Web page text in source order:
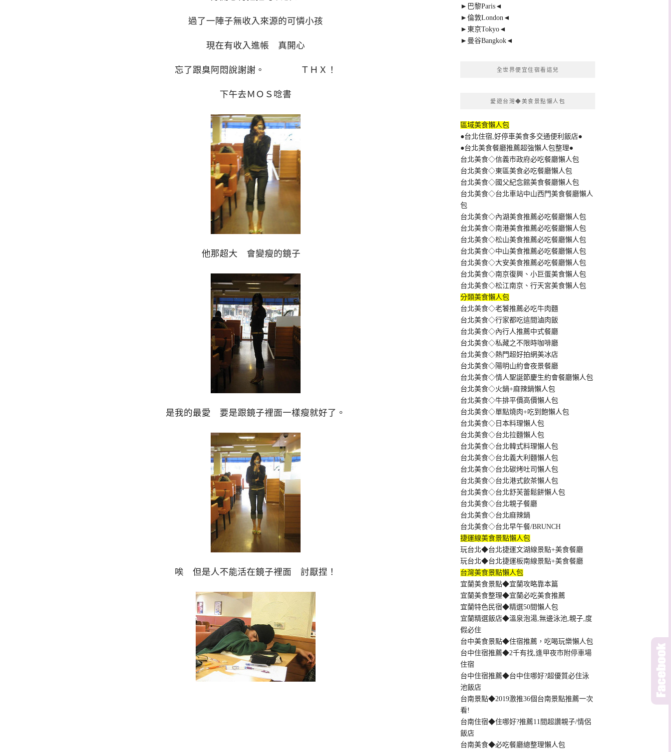
過了一陣子無收入來源的可憐小孩
現在有收入進帳 真開心
忘了跟臭阿悶說謝謝。 ＴＨＸ！
下午去ＭＯＳ唸書
他那超大 會變瘦的鏡子
是我的最愛 要是跟鏡子裡面一樣瘦就好了。
唉 但是人不能活在鏡子裡面 討厭捏！
►巴黎Paris◄
►倫敦London◄
►東京Tokyo◄
►曼谷Bangkok◄
全世界便宜住宿看這兒
愛遊台灣◆美食景點懶人包
區域美食懶人包
●台北住宿,好停車美食多交通便利飯店●
●台北美食餐廳推薦超強懶人包整理●
台北美食◇信義市政府必吃餐廳懶人包
台北美食◇東區美食必吃餐廳懶人包
台北美食◇國父紀念館美食餐廳懶人包
台北美食◇台北車站中山西門美食餐廳懶人
包
台北美食◇內湖美食推薦必吃餐廳懶人包
台北美食◇南港美食推薦必吃餐廳懶人包
台北美食◇松山美食推薦必吃餐廳懶人包
台北美食◇中山美食推薦必吃餐廳懶人包
台北美食◇大安美食推薦必吃餐廳懶人包
台北美食◇南京復興、小巨蛋美食懶人包
台北美食◇松江南京、行天宮美食懶人包
分類美食懶人包
台北美食◇老饕推薦必吃牛肉麵
台北美食◇行家都吃這間滷肉飯
台北美食◇內行人推薦中式餐廳
台北美食◇私藏之不限時咖啡廳
台北美食◇熱門超好拍網美冰店
台北美食◇陽明山約會夜景餐廳
台北美食◇情人聖誕節慶生約會餐廳懶人包
台北美食◇火鍋+麻辣鍋懶人包
台北美食◇牛排平價高價懶人包
台北美食◇單點燒肉+吃到飽懶人包
台北美食◇日本料理懶人包
台北美食◇台北拉麵懶人包
台北美食◇台北韓式料理懶人包
台北美食◇台北義大利麵懶人包
台北美食◇台北碳烤吐司懶人包
台北美食◇台北港式飲茶懶人包
台北美食◇台北舒芙蕾鬆餅懶人包
台北美食◇台北親子餐廳
台北美食◇台北麻辣鍋
台北美食◇台北早午餐/BRUNCH
捷運線美食景點懶人包
玩台北◆台北捷運文湖線景點+美食餐廳
玩台北◆台北捷運板南線景點+美食餐廳
台灣美食景點懶人包
宜蘭美食景點◆宜蘭攻略靠本篇
宜蘭美食整理◆宜蘭必吃美食推薦
宜蘭特色民宿◆精選50間懶人包
宜蘭精選飯店◆溫泉泡湯,無邊泳池,親子,度
假必住
台中美食景點◆住宿推薦，吃喝玩樂懶人包
台中住宿推薦◆2千有找,逢甲夜市附停車場
住宿
台中住宿推薦◆台中住哪好?超優質必住泳
池飯店
台南景點◆2019激推36個台南景點推薦一次
看!
台南住宿◆住哪好?推薦11間超讚親子/情侶
飯店
台南美食◆必吃餐廳總整理懶人包